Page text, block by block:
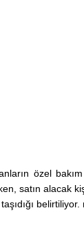
özel
satın alacak